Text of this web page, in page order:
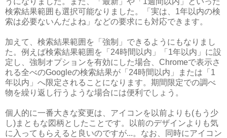
検索結果範囲も選択可能なりました。「実は、1年以内の検
索は必要ないんだよね」などの要求にも対応できます。
加えて、検索結果範囲を「強制」できるようにもなりまし
た。例えば検索結果範囲を「24時間以内」「1年以内」に設
定し、強制オプションを有効にした場合、Chromeで表示さ
れる全べのGoogleの検索結果が「24時間以内」または「1
年以内」へ限定されることになります。期間限定での調べ
物を繰り返し行うような場合には便利でしょう。
個人的に一番大きな変更は、アイコンを以前よりも(もう少
し)まともな図柄としたことです。以前のデザインよりも気
に入ってもらえると良いのですが...。なお、同時にアイコン